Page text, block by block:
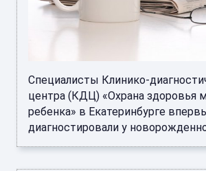
Специалисты Клинико-
центра (КДЦ) «Охрана здоровья
ребенка» в Екатеринбурге
диагностировали у